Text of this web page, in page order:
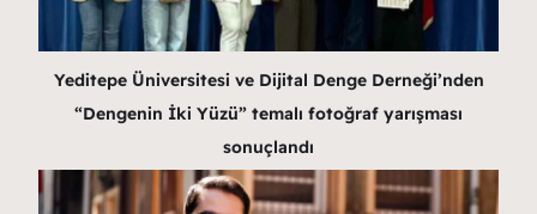
Yeditepe Üniversitesi ve Dijital Denge Derneği’nden
“Dengenin İki Yüzü” temalı fotoğraf yarışması
sonuçlandı